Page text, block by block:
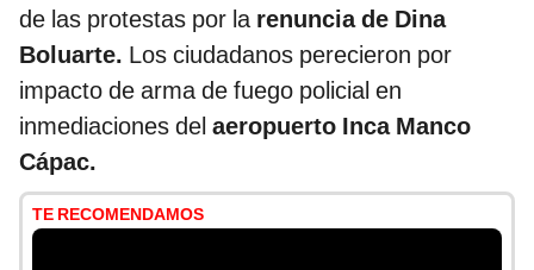
de las protestas por la renuncia de Dina
Boluarte. Los ciudadanos perecieron por
impacto de arma de fuego policial en
inmediaciones del aeropuerto Inca Manco
Cápac.
TE RECOMENDAMOS